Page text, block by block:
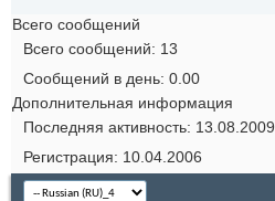
Всего сообщений
Всего сообщений
13
Сообщений в день 0.00
Дополнительная информация
Последняя активность 13.08.2009
Регистрация
10.04.2006